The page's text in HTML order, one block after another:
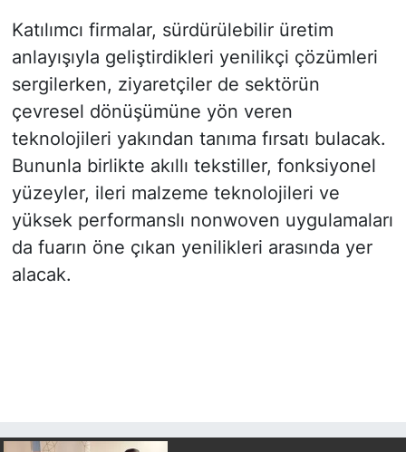
Katılımcı firmalar, sürdürülebilir üretim
anlayışıyla geliştirdikleri yenilikçi çözümleri
sergilerken, ziyaretçiler de sektörün
çevresel dönüşümüne yön veren
teknolojileri yakından tanıma fırsatı bulacak.
Bununla birlikte akıllı tekstiller, fonksiyonel
yüzeyler, ileri malzeme teknolojileri ve
yüksek performanslı nonwoven uygulamaları
da fuarın öne çıkan yenilikleri arasında yer
alacak.